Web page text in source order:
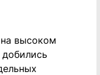
высоком